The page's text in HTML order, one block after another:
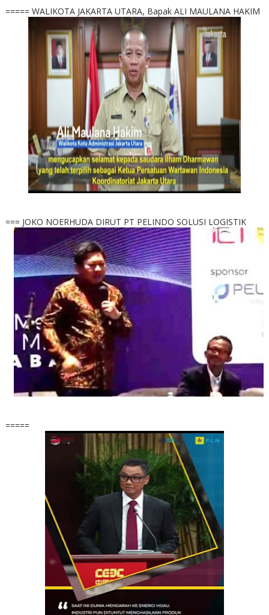
===== WALIKOTA JAKARTA UTARA, Bapak ALI MAULANA HAKIM
=== JOKO NOERHUDA DIRUT PT PELINDO SOLUSI LOGISTIK
=====